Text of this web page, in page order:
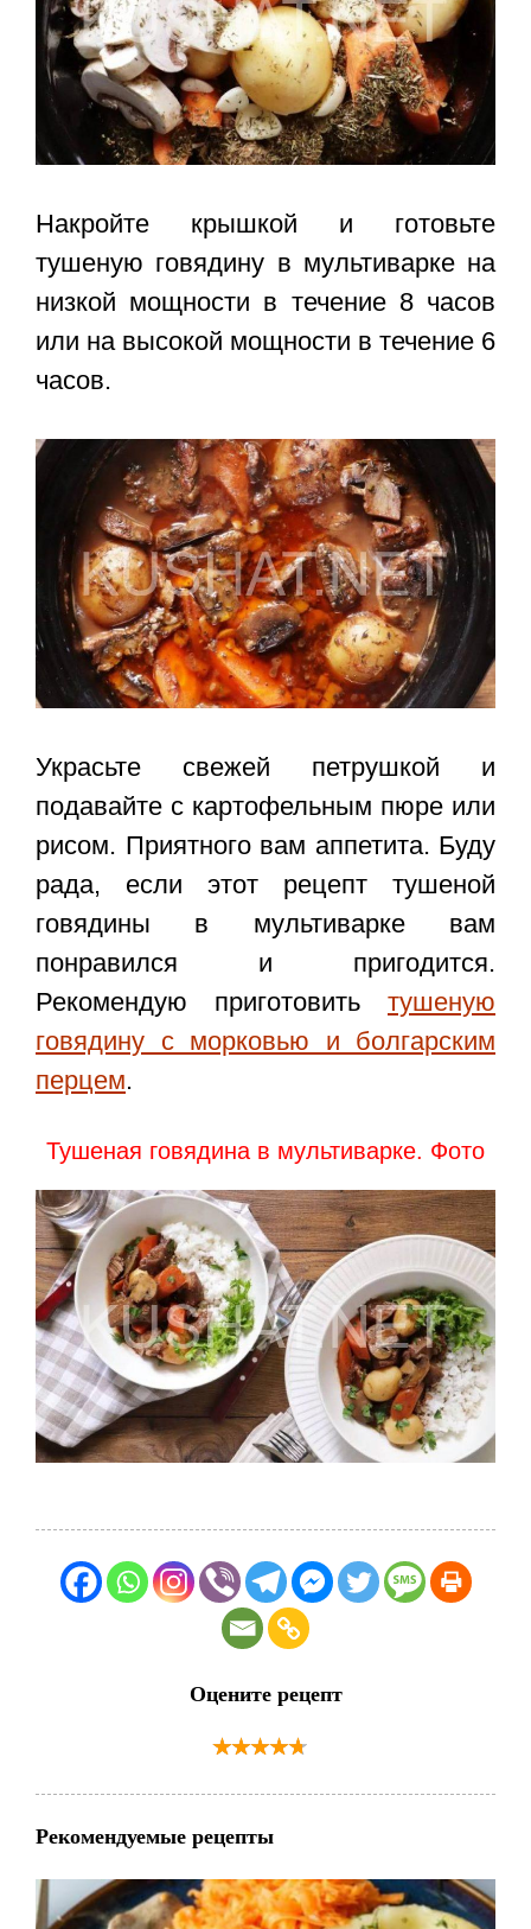
Накройте крышкой и готовьте
тушеную говядину в мультиварке на
низкой мощности в течение 8 часов
или на высокой мощности в течение 6
часов.
Украсьте свежей петрушкой и
подавайте с картофельным пюре или
рисом. Приятного вам аппетита. Буду
рада, если этот рецепт тушеной
говядины в мультиваркевам
понравился и пригодится.
Рекомендую приготовить тушеную
говядину с морковью и болгарским
перцем.
Тушеная говядина в мультиварке. Фото
Оцените рецепт
Рекомендуемые рецепты